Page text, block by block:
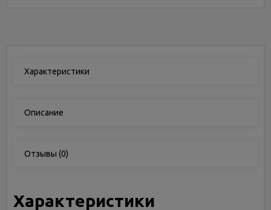
Характеристики
Описание
Отзывы (0)
Характеристики